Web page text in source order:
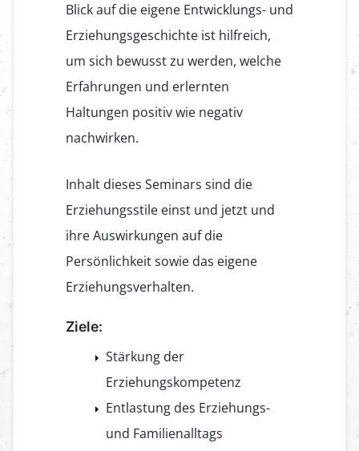
Blick auf die eigene Entwicklungs- und
Erziehungsgeschichte ist hilfreich,
um sich bewusst zu werden, welche
Erfahrungen und erlernten
Haltungen positiv wie negativ
nachwirken.
Inhalt dieses Seminars sind die
Erziehungsstile einst und jetzt und
ihre Auswirkungen auf die
Persönlichkeit sowie das eigene
Erziehungsverhalten.
Ziele:
Stärkung der
Erziehungskompetenz
Entlastung des Erziehungs-
und Familienalltags